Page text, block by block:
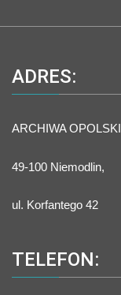
ADRES:
ARCHIWA
49-100 Niemodlin,
ul. Korfantego 42
TELEFON: